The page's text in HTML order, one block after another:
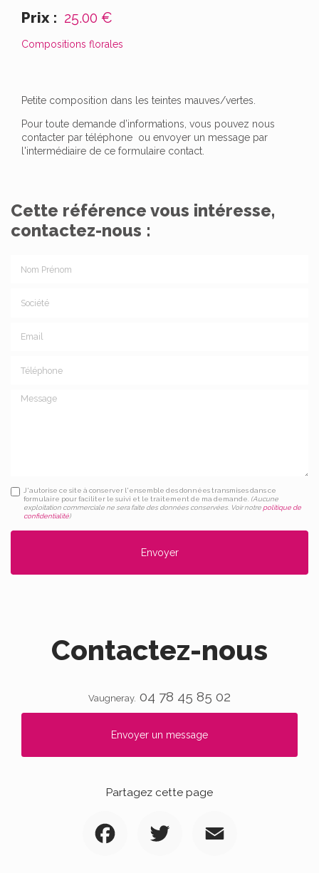
Prix : 25.00 €
Compositions florales
Petite composition dans les teintes mauves/vertes.
Pour toute demande d’informations, vous pouvez nous
contacter par téléphone ou envoyer un message par
l'intermédiaire de ce formulaire contact.
Cette référence vous intéresse,
contactez-nous :
Message
J'autorise ce site à conserver l'ensemble des données transmises dans ce
formulaire pour faciliter le suivi et le traitement de ma demande. (Aucune
exploitation commerciale ne sera faite des données conservées. Voir notre politique de
confidentialité)
Contactez-nous
Vaugneray. 04 78 45 85 02
Envoyer un message
Partagez cette page